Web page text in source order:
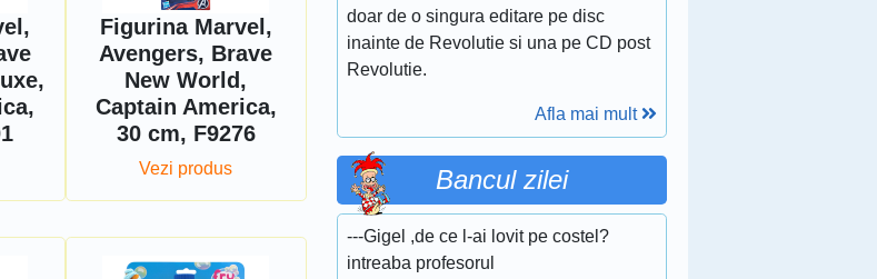
Figurina Marvel,
Avengers, Brave
New World,
Captain America,
30 cm, F9276
Vezi produs
doar de o singura editare pe disc
inainte de Revolutie si una pe CD post
Revolutie.
Afla mai mult
Bancul zilei
---Gigel ,de ce l-ai lovit pe costel?
intreaba profesorul